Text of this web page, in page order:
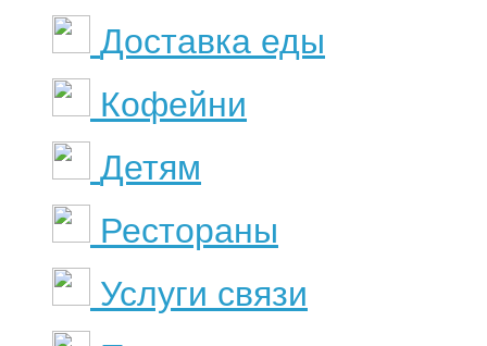
Доставка еды
Кофейни
Детям
Рестораны
Услуги связи